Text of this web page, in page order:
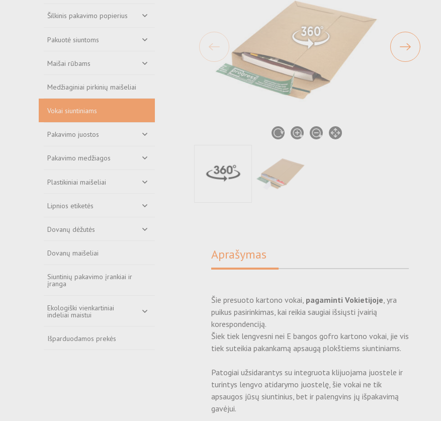
Šilkinis pakavimo popierius
Pakuotė siuntoms
Maišai rūbams
Medžiaginiai pirkinių maišeliai
Vokai siuntiniams
Pakavimo juostos
Pakavimo medžiagos
Plastikiniai maišeliai
Lipnios etiketės
Dovanų dėžutės
Dovanų maišeliai
Siuntinių pakavimo įrankiai ir
įranga
Ekologiški vienkartiniai
indeliai maistui
Išparduodamos prekės
Aprašymas
Šie presuoto kartono vokai, pagaminti Vokietijoje, yra
puikus pasirinkimas, kai reikia saugiai išsiųsti įvairią
korespondenciją.
Šiek tiek lengvesni nei E bangos gofro kartono vokai, jie vis
tiek suteikia pakankamą apsaugą plokštiems siuntiniams.
Patogiai užsidarantys su integruota klijuojama juostele ir
turintys lengvo atidarymo juostelę, šie vokai ne tik
apsaugos jūsų siuntinius, bet ir palengvins jų išpakavimą
gavėjui.